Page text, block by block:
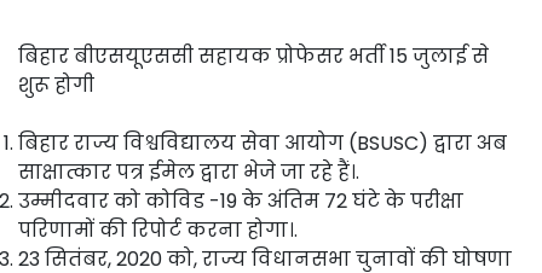
बिहार बीएसयूएससी सहायक प्रोफेसर भर्ती 15 जुलाई से
शुरू होगी
बिहार राज्य विश्वविद्यालय सेवा आयोग (BSUSC) द्वारा अब
साक्षात्कार पत्र ईमेल द्वारा भेजे जा रहे हैं।.
उम्मीदवार को कोविड -19 के अंतिम 72 घंटे के परीक्षा
परिणामों की रिपोर्ट करना होगा।.
23 सितंबर, 2020 को, राज्य विधानसभा चुनावों की घोषणा